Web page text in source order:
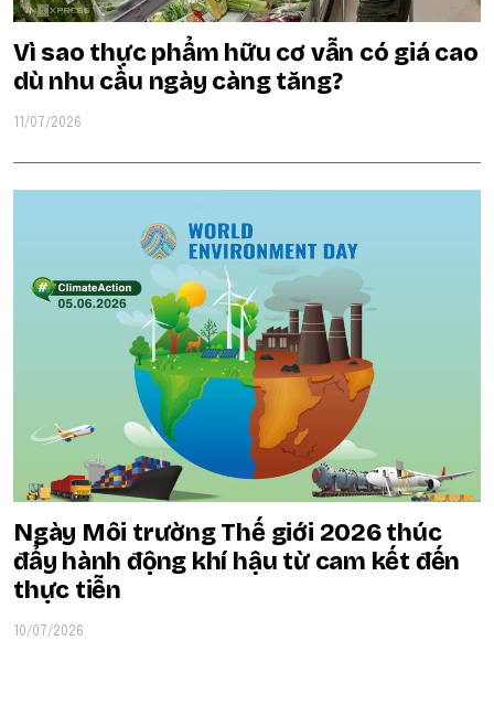
Vì sao thực phẩm hữu cơ vẫn có giá cao
dù nhu cầu ngày càng tăng?
11/07/2026
Ngày Môi trường Thế giới 2026 thúc
đẩy hành động khí hậu từ cam kết đến
thực tiễn
10/07/2026